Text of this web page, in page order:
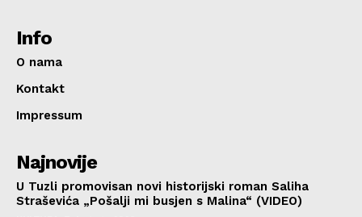
Info
O nama
Kontakt
Impressum
Najnovije
U Tuzli promovisan novi historijski roman Saliha
Straševića „Pošalji mi busjen s Malina“ (VIDEO)